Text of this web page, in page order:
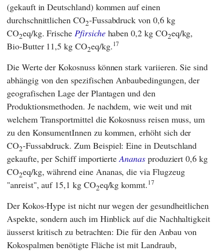
(gekauft in Deutschland) kommen auf einen
durchschnittlichen CO2-Fussabdruck von 0,6 kg
CO2eq/kg. Frische Pfirsichehaben 0,2 kg CO2eq/kg,
Bio-Butter 11,5 kg CO2eq/kg.17
Die Werte der Kokosnuss können stark variieren. Sie sind
abhängig von den spezifischen Anbaubedingungen, der
geografischen Lage der Plantagen und den
Produktionsmethoden. Je nachdem, wie weit und mit
welchem Transportmittel die Kokosnuss reisen muss, um
zu den KonsumentInnen zu kommen, erhöht sich der
CO2-Fussabdruck. Zum Beispiel: Eine in Deutschland
gekaufte, per Schiff importierteAnanasproduziert 0,6 kg
CO2eq/kg, während eine Ananas, die via Flugzeug
"anreist", auf 15,1 kg CO2eq/kg kommt.17
Der Kokos-Hype ist nicht nur wegen der gesundheitlichen
Aspekte, sondern auch im Hinblick auf die Nachhaltigkeit
äusserst kritisch zu betrachten: Die für den Anbau von
Kokospalmen benötigte Fläche ist mit Landraub,